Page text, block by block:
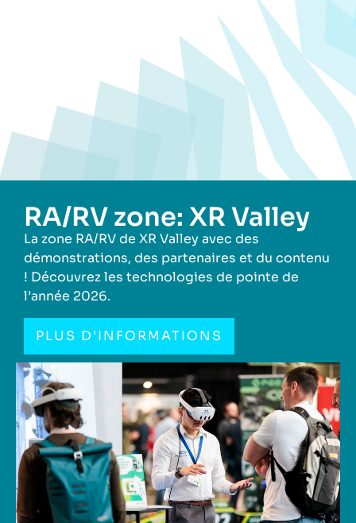
RA/RV zone: XR Valley
La zone RA/RV de XR Valley avec des
démonstrations, des partenaires et du contenu
! Découvrez les technologies de pointe de
l’année 2026.
PLUS D'INFORMATIONS